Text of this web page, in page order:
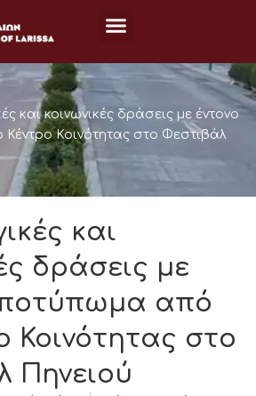
και κοινωνικές δράσεις με έντονο
Κοινότητας στο Φεστιβάλ
και
δράσεις με
από
Κοινότητας στο
Πηνειού